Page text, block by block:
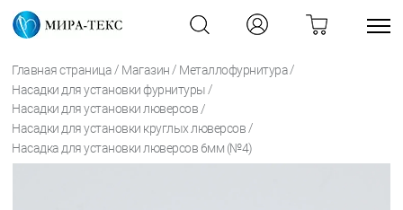
Главная страница / Магазин / Металлофурнитура /
Насадки для установки фурнитуры /
Насадки для установки люверсов /
Насадки для установки круглых люверсов/
Насадка для установки люверсов 6мм (№4)